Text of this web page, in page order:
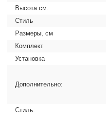
Высота см.
Стиль
Размеры, см
Комплект
Установка
Дополнительно:
Стиль: